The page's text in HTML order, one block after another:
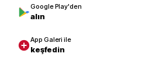
Google Play'den
alın
App Galeri ile
keşfedin